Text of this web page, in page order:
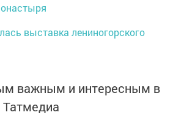
выставка лениногорского
важным и интересным в
Татмедиа